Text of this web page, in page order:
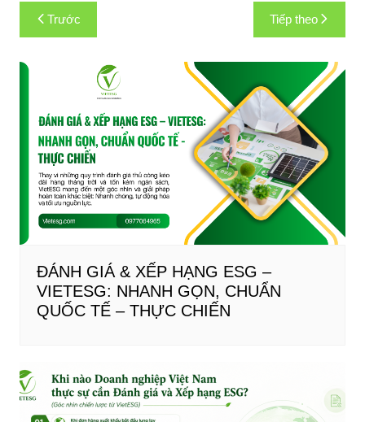
Điều
hướng
bài
Trước Tiếp theo
ĐÁNH GIÁ & XẾP HẠNG ESG –
VIETESG: NHANH GỌN, CHUẨN
QUỐC TẾ – THỰC CHIẾN